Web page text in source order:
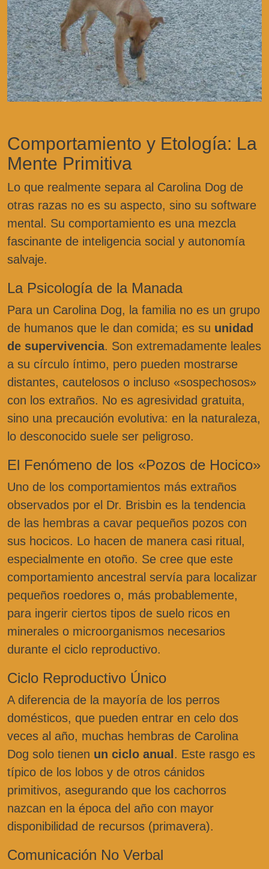
Comportamiento y Etología: La
Mente Primitiva
Lo que realmente separa al Carolina Dog de
otras razas no es su aspecto, sino su software
mental. Su comportamiento es una mezcla
fascinante de inteligencia social y autonomía
salvaje.
La Psicología de la Manada
Para un Carolina Dog, la familia no es un grupo
de humanos que le dan comida; es su unidad
de supervivencia. Son extremadamente leales
a su círculo íntimo, pero pueden mostrarse
distantes, cautelosos o incluso «sospechosos»
con los extraños. No es agresividad gratuita,
sino una precaución evolutiva: en la naturaleza,
lo desconocido suele ser peligroso.
El Fenómeno de los «Pozos de Hocico»
Uno de los comportamientos más extraños
observados por el Dr. Brisbin es la tendencia
de las hembras a cavar pequeños pozos con
sus hocicos. Lo hacen de manera casi ritual,
especialmente en otoño. Se cree que este
comportamiento ancestral servía para localizar
pequeños roedores o, más probablemente,
para ingerir ciertos tipos de suelo ricos en
minerales o microorganismos necesarios
durante el ciclo reproductivo.
Ciclo Reproductivo Único
A diferencia de la mayoría de los perros
domésticos, que pueden entrar en celo dos
veces al año, muchas hembras de Carolina
Dog solo tienen un ciclo anual. Este rasgo es
típico de los lobos y de otros cánidos
primitivos, asegurando que los cachorros
nazcan en la época del año con mayor
disponibilidad de recursos (primavera).
Comunicación No Verbal